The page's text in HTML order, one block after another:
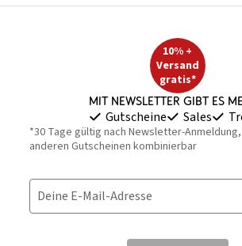
10% +
Versand
gratis*
Mit Newsletter gibt es
Gutscheine Sales
*30 Tage gültig nach Newsletter-
anderen Gutscheinen kombinierbar
Deine E-Mail-Adresse